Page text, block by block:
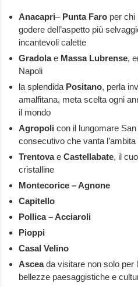
Anacapri– Punta Faro per chi
godere dell’aspetto più
incantevoli calette
Gradolae Massa Lubrense,
Napoli
la splendida Positano, perla
amalfitana, meta scelta ogni
il mondo
Agropoli con il lungomare
consecutivo che vanta
TrentovaeCastellabate, il
cristalline
Montecorice – Agnone
Capitello
Pollica – Acciaroli
Pioppi
Casal Velino
Asceada visitare non solo per
bellezze paesaggistiche e